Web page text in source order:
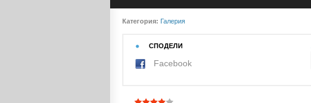
Категория: Галерия
СПОДЕЛИ
Facebook